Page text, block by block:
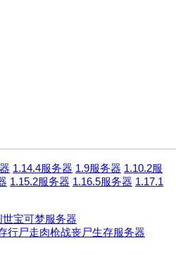
1.14.4服务器 1.9服务器 1.10.2服
1.15.2服务器 1.16.5服务器 1.17.1
宝可梦服务器
行尸走肉枪战丧尸生存服务器